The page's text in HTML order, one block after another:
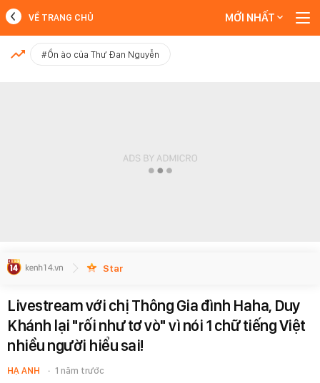
MỚI NHẤT
VỀ TRANG CHỦ MỚI NHẤT
#Ồn ào của Thư Đan Nguyễn
Star
Livestream với chị Thông Gia đình Haha, Duy
Khánh lại "rối như tơ vò" vì nói 1 chữ tiếng Việt
nhiều người hiểu sai!
HẠ ANH 1 năm trước